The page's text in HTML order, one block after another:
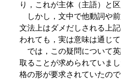
り，これが主体（主語）と
しかし，文中で他動詞や前
文法上はダメだしされる上
われても，実は意味は通じ
では，この疑問について英
取ることが求められていま
格の形が要求されていたの